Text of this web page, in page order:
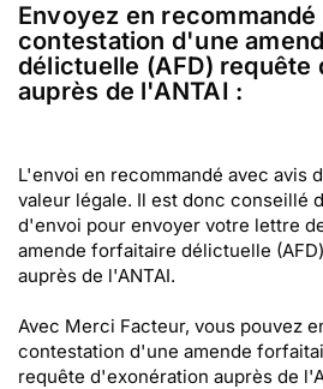
Envoyez en
contestation d'une
délictuelle (AFD) requête
auprès de l'ANTAI :
L'envoi en recommandé avec avis
valeur légale. Il est donc conseillé
d'envoi pour envoyer votre lettre
amende forfaitaire délictuelle
auprès de l'ANTAI.
Avec Merci Facteur, vous pouvez
contestation d'une amende
requête d'exonération auprès de